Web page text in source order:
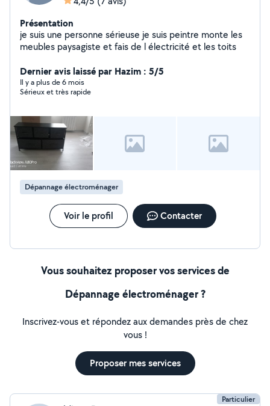
Présentation
je suis une personne sérieuse je suis peintre monte les
meubles paysagiste et fais de l électricité et les toits
Dernier avis laissé par Hazim : 5/5
Il y a plus de 6 mois
Sérieux et très rapide
Dépannage électroménager
Voir le profil Contacter
Vous souhaitez proposer vos services de
Dépannage électroménager ?
Inscrivez-vous et répondez aux demandes près de chez
vous !
Proposer mes services
Particulier